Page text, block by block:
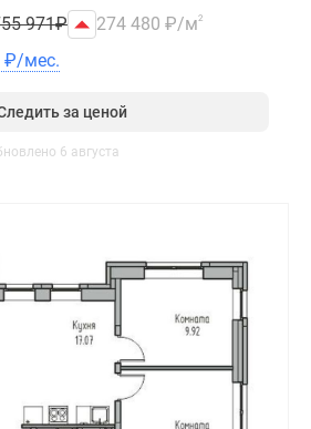
971₽ 274 480 ₽/м2
₽/мес.
за ценой
6 августа